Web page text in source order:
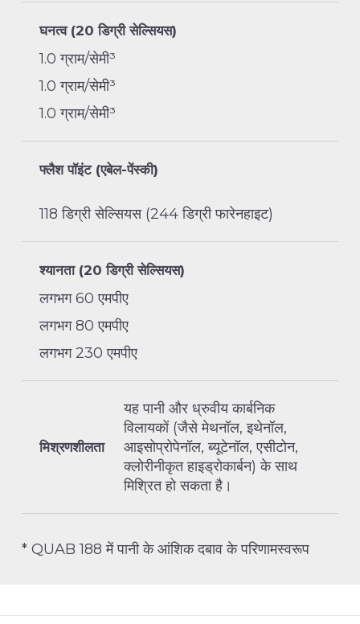
घनत्व (20 डिग्री सेल्सियस)
1.0 ग्राम/सेमी³
1.0 ग्राम/सेमी³
1.0 ग्राम/सेमी³
फ्लैश पॉइंट (एबेल-पेंस्की)
118 डिग्री सेल्सियस (244 डिग्री फारेनहाइट)
श्यानता (20 डिग्री सेल्सियस)
लगभग 60 एमपीए
लगभग 80 एमपीए
लगभग 230 एमपीए
मिश्रणशीलता
यह पानी और ध्रुवीय कार्बनिक
विलायकों (जैसे मेथनॉल, इथेनॉल,
आइसोप्रोपेनॉल, ब्यूटेनॉल, एसीटोन,
क्लोरीनीकृत हाइड्रोकार्बन) के साथ
मिश्रित हो सकता है।
* QUAB 188 में पानी के आंशिक दबाव के परिणामस्वरूप